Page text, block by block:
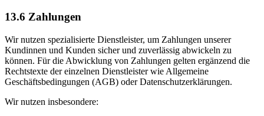
13.6 Zahlungen
Wir nutzen spezialisierte Dienstleister, um Zahlungen unserer
Kundinnen und Kunden sicher und zuverlässig abwickeln zu
können. Für die Abwicklung von Zahlungen gelten ergänzend die
Rechtstexte der einzelnen Dienstleister wie Allgemeine
Geschäftsbedingungen (AGB) oder Datenschutzerklärungen.
Wir nutzen insbesondere: